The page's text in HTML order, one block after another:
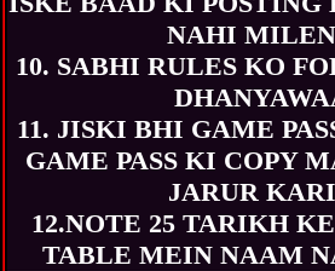
NAHI
10. SABHI RULES KO
11. JISKI BHI GAME
GAME PASS KI COPY
JARUR
12.NOTE 25 TARIKH
TABLE MEIN NAAM